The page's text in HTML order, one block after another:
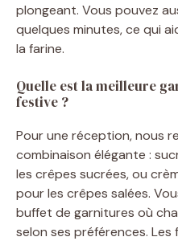
plongeant. Vous pouvez
quelques minutes, ce qui
la farine.
Quelle est la meilleure
festive ?
Pour une réception, nous
combinaison élégante :
les crêpes sucrées, ou
pour les crêpes salées.
buffet de garnitures où
selon ses préférences.